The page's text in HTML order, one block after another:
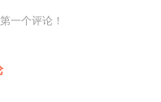
一个评论！